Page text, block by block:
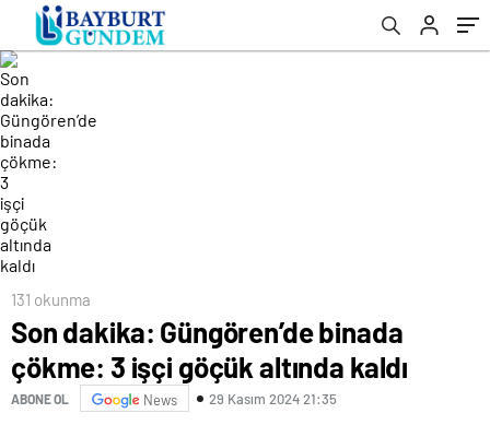
131 okunma
Son dakika: Güngören’de binada
çökme: 3 işçi göçük altında kaldı
ABONE OL News 29 Kasım 2024 21:35